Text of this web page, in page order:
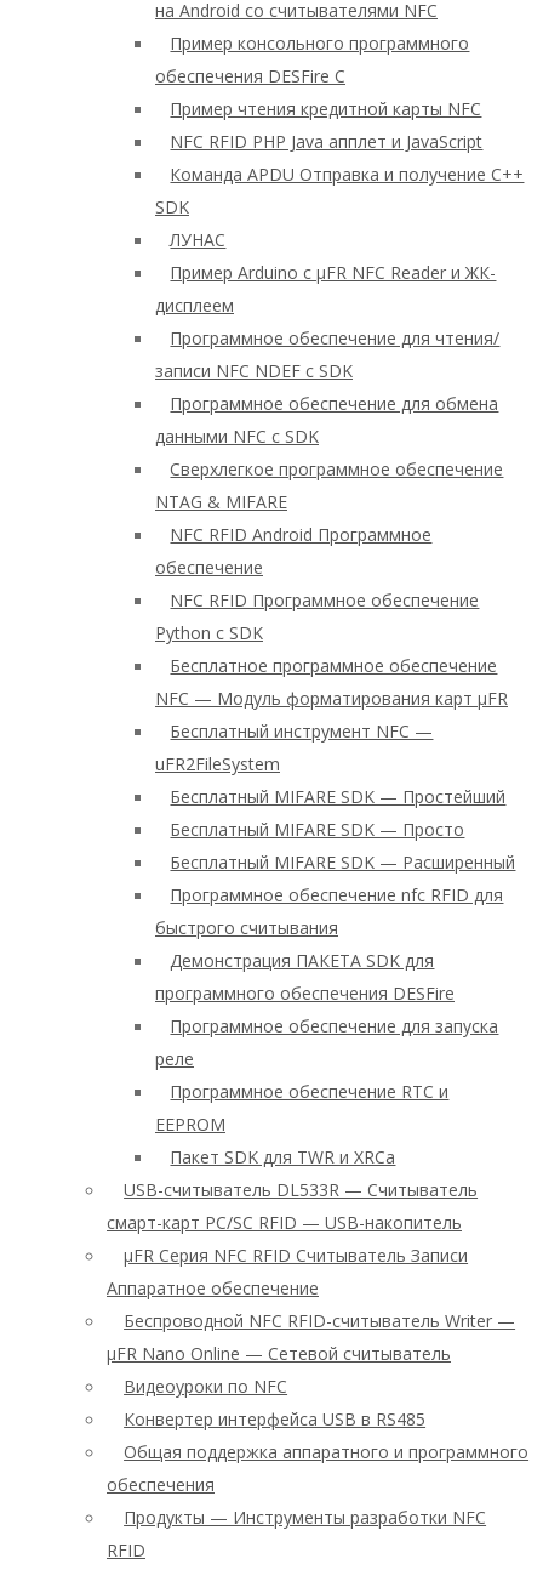
на Android со считывателями NFC
Пример консольного программного
обеспечения DESFire C
Пример чтения кредитной карты NFC
NFC RFID PHP Java апплет и JavaScript
Команда APDU Отправка и получение C++
SDK
ЛУНАС
Пример Arduino с μFR NFC Reader и ЖК-
дисплеем
Программное обеспечение для чтения/
записи NFC NDEF с SDK
Программное обеспечение для обмена
данными NFC с SDK
Сверхлегкое программное обеспечение
NTAG & MIFARE
NFC RFID Android Программное
обеспечение
NFC RFID Программное обеспечение
Python с SDK
Бесплатное программное обеспечение
NFC — Модуль форматирования карт μFR
Бесплатный инструмент NFC —
uFR2FileSystem
Бесплатный MIFARE SDK — Простейший
Бесплатный MIFARE SDK — Просто
Бесплатный MIFARE SDK — Расширенный
Программное обеспечение nfc RFID для
быстрого считывания
Демонстрация ПАКЕТА SDK для
программного обеспечения DESFire
Программное обеспечение для запуска
реле
Программное обеспечение RTC и
EEPROM
Пакет SDK для TWR и XRCa
USB-считыватель DL533R — Считыватель
смарт-карт PC/SC RFID — USB-накопитель
μFR Серия NFC RFID Считыватель Записи
Аппаратное обеспечение
Беспроводной NFC RFID-считыватель Writer —
μFR Nano Online — Сетевой считыватель
Видеоуроки по NFC
Конвертер интерфейса USB в RS485
Общая поддержка аппаратного и программного
обеспечения
Продукты — Инструменты разработки NFC
RFID